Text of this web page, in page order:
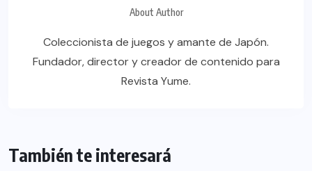
About Author
Coleccionista de juegos y amante de Japón.
Fundador, director y creador de contenido para
Revista Yume.
También te interesará